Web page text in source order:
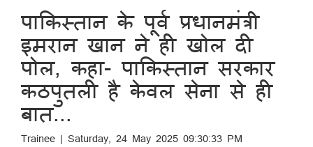
पाकिस्तान के पूर्व प्रधानमंत्री
इमरान खान ने ही खोल दी
पोल, कहा- पाकिस्तान सरकार
कठपुतली है केवल सेना से ही
बात...
Trainee | Saturday, 24 May 2025 09:30:33 PM